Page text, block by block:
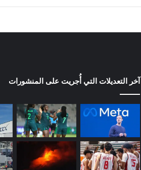
آخر التعديلات التي أُجريت على المنشورات